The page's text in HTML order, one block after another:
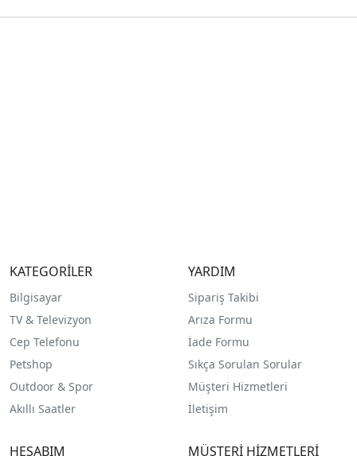
KATEGORİLER
Bilgisayar
TV & Televizyon
Cep Telefonu
Petshop
Outdoor & Spor
Akıllı Saatler
YARDIM
Sipariş Takibi
Arıza Formu
İade Formu
Sıkça Sorulan Sorular
Müşteri Hizmetleri
İletişim
HESABIM MÜŞTERİ HİZMETLERİ